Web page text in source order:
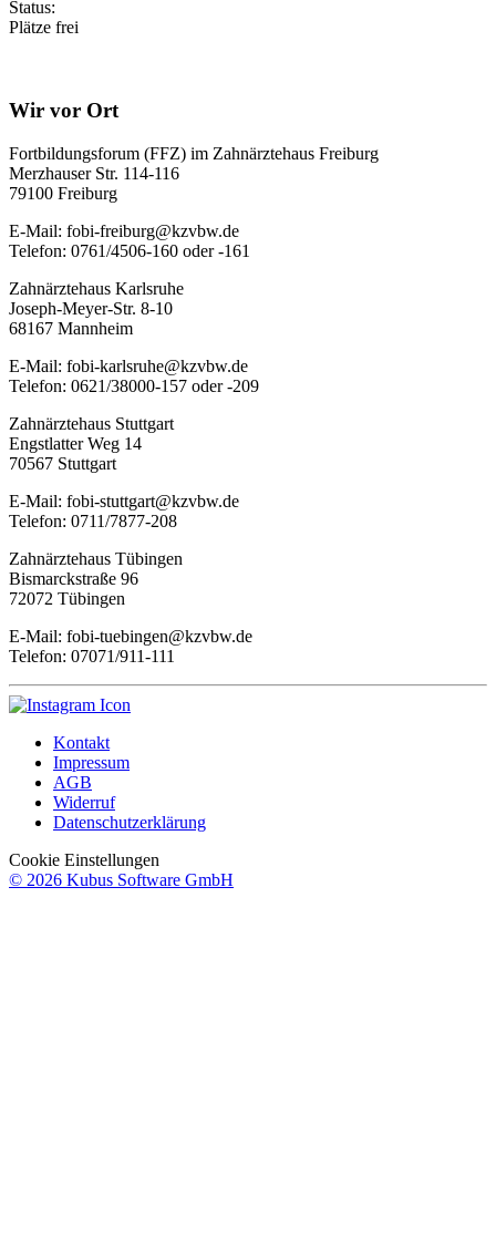
Status:
Plätze frei
Wir vor Ort
Fortbildungsforum (FFZ) im Zahnärztehaus Freiburg
Merzhauser Str. 114-116
79100 Freiburg
E-Mail: fobi-freiburg@kzvbw.de
Telefon: 0761/4506-160 oder -161
Zahnärztehaus Karlsruhe
Joseph-Meyer-Str. 8-10
68167 Mannheim
E-Mail: fobi-karlsruhe@kzvbw.de
Telefon: 0621/38000-157 oder -209
Zahnärztehaus Stuttgart
Engstlatter Weg 14
70567 Stuttgart
E-Mail: fobi-stuttgart@kzvbw.de
Telefon: 0711/7877-208
Zahnärztehaus Tübingen
Bismarckstraße 96
72072 Tübingen
E-Mail: fobi-tuebingen@kzvbw.de
Telefon: 07071/911-111
Kontakt
Impressum
AGB
Widerruf
Datenschutzerklärung
Cookie Einstellungen
© 2026 Kubus Software GmbH